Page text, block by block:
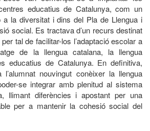
educatius de Catalunya, com un
a la diversitat i dins del Pla de Llengua i
social. Es tractava d’un recurs destinat
tal de facilitar-los l’adaptació escolar a
de la llengua catalana, la llengua
educatius de Catalunya. En definitiva,
nouvingut conèixer la llengua
se integrar amb plenitud al sistema
llimant diferències i apostant per una
per a mantenir la cohesió social del